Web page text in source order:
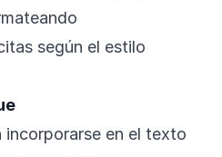
según el estilo
en el texto